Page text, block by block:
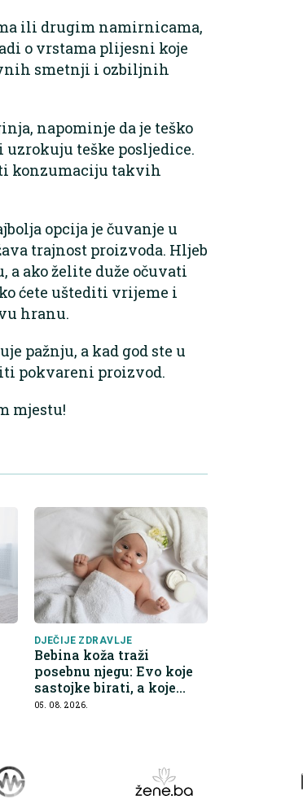
ili drugim namirnicama,
o vrstama plijesni koje
smetnji i ozbiljnih
napominje da je teško
teške posljedice.
konzumaciju takvih
opcija je čuvanje u
trajnost proizvoda. Hljeb
ako želite duže očuvati
ćete uštediti vrijeme i
hranu.
pažnju, a kad god ste u
pokvareni proizvod.
mjestu!
DJEČIJE ZDRAVLJE
Bebina koža traži
posebnu njegu: Evo koje
sastojke birati, a koje
preskočiti
05. 08. 2026.